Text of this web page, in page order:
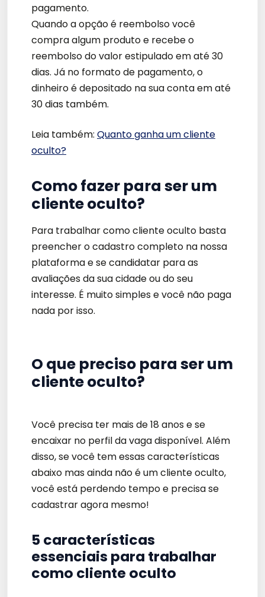
pagamento.
Quando a opção é reembolso você
compra algum produto e recebe o
reembolso do valor estipulado em até 30
dias. Já no formato de pagamento, o
dinheiro é depositado na sua conta em até
30 dias também.
Leia também: Quanto ganha um cliente
oculto?
Como fazer para ser um
cliente oculto?
Para trabalhar como cliente oculto basta
preencher o cadastro completo na nossa
plataforma e se candidatar para as
avaliações da sua cidade ou do seu
interesse. É muito simples e você não paga
nada por isso.
O que preciso para ser um
cliente oculto?
Você precisa ter mais de 18 anos e se
encaixar no perfil da vaga disponível. Além
disso, se você tem essas características
abaixo mas ainda não é um cliente oculto,
você está perdendo tempo e precisa se
cadastrar agora mesmo!
5 características
essenciais para trabalhar
como cliente oculto